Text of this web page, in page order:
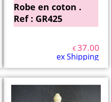
Robe en coton .
Ref : GR425
€37.00
ex Shipping